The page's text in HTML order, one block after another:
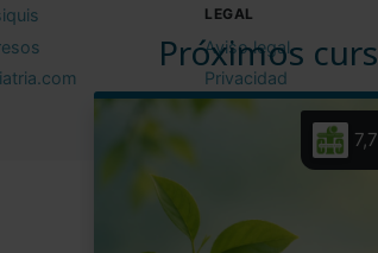
Próximos
LEGAL
Aviso legal
Privacidad
Cookies
Condiciones de uso